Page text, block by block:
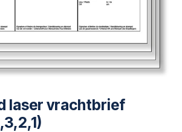
laser vrachtbrief